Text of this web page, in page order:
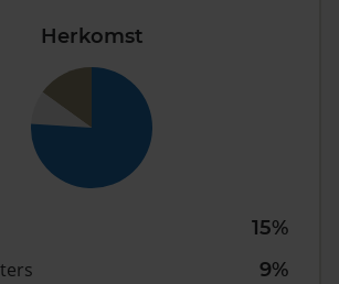
Herkomst
15%
9%